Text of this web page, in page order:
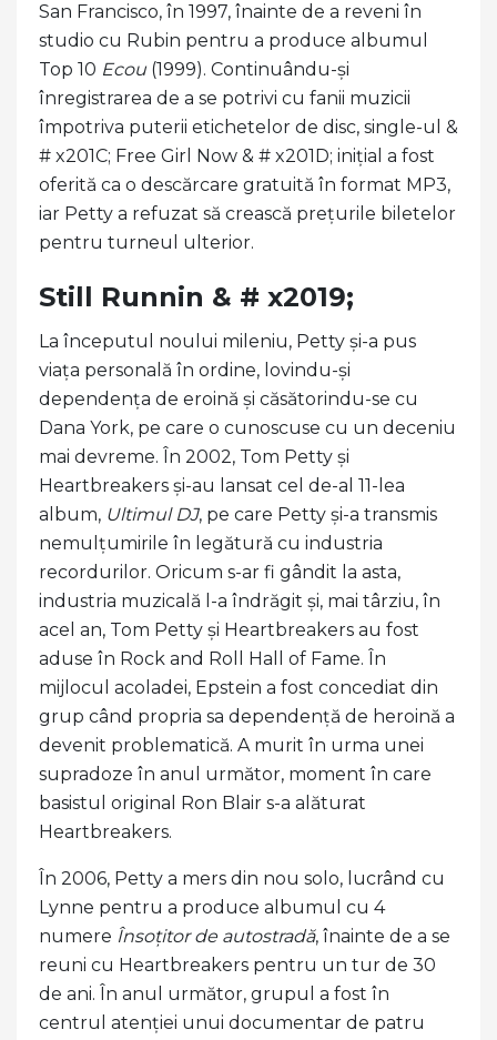
San Francisco, în 1997, înainte de a reveni în
studio cu Rubin pentru a produce albumul
Top 10 Ecou (1999). Continuându-și
înregistrarea de a se potrivi cu fanii muzicii
împotriva puterii etichetelor de disc, single-ul &
# x201C; Free Girl Now & # x201D; inițial a fost
oferită ca o descărcare gratuită în format MP3,
iar Petty a refuzat să crească prețurile biletelor
pentru turneul ulterior.
Still Runnin & # x2019;
La începutul noului mileniu, Petty și-a pus
viața personală în ordine, lovindu-și
dependența de eroină și căsătorindu-se cu
Dana York, pe care o cunoscuse cu un deceniu
mai devreme. În 2002, Tom Petty și
Heartbreakers și-au lansat cel de-al 11-lea
album, Ultimul DJ, pe care Petty și-a transmis
nemulțumirile în legătură cu industria
recordurilor. Oricum s-ar fi gândit la asta,
industria muzicală l-a îndrăgit și, mai târziu, în
acel an, Tom Petty și Heartbreakers au fost
aduse în Rock and Roll Hall of Fame. În
mijlocul acoladei, Epstein a fost concediat din
grup când propria sa dependență de heroină a
devenit problematică. A murit în urma unei
supradoze în anul următor, moment în care
basistul original Ron Blair s-a alăturat
Heartbreakers.
În 2006, Petty a mers din nou solo, lucrând cu
Lynne pentru a produce albumul cu 4
numere Însoțitor de autostradă, înainte de a se
reuni cu Heartbreakers pentru un tur de 30
de ani. În anul următor, grupul a fost în
centrul atenției unui documentar de patru